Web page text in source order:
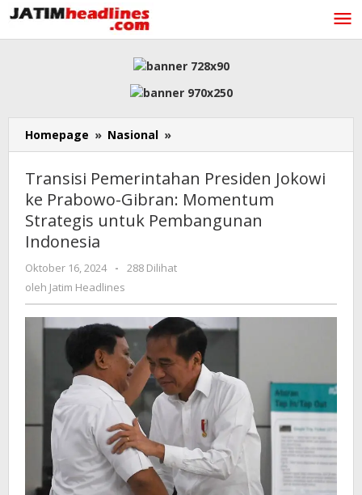
Lewati
ke
konten
Homepage » Nasional »
Pemerintahan
Jokowi
ke
Prabowo-
Strategis
Pembangunan
Indonesia
Transisi Pemerintahan Presiden Jokowi
ke Prabowo-Gibran: Momentum
Strategis untuk Pembangunan
Indonesia
Oktober 16, 2024
oleh
-
288 Dilihat
oleh Jatim Headlines